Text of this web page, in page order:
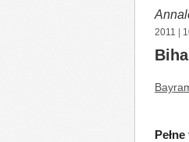
2011